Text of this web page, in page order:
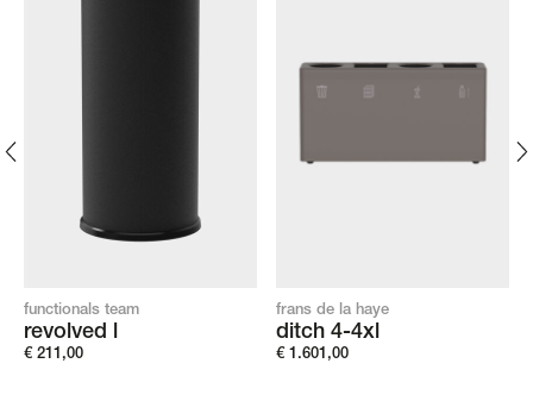
functionals team
revolved l
€ 211,00
frans de la haye
ditch 4-4xl
€ 1.601,00